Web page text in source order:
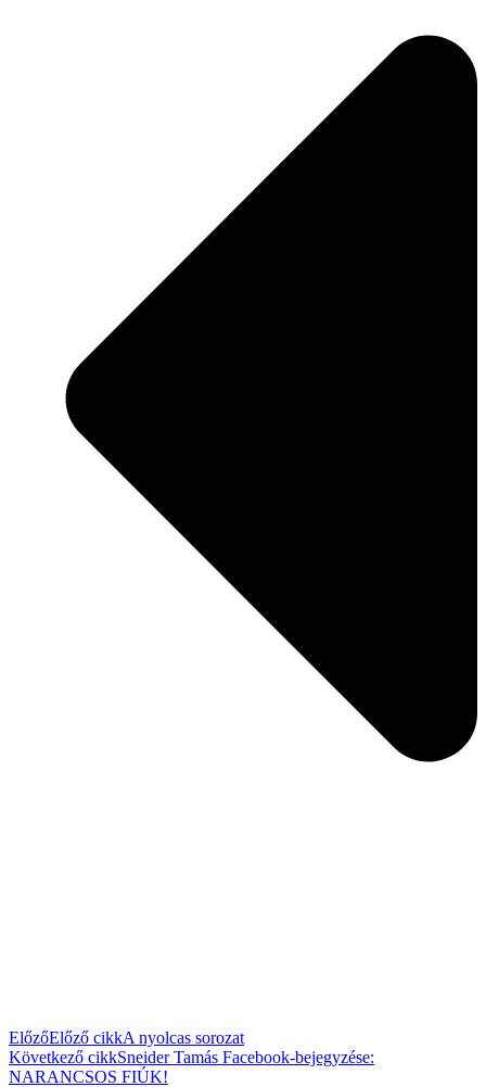
ElőzőElőző cikkA nyolcas sorozat
Következő cikkSneider Tamás Facebook-bejegyzése:
NARANCSOS FIÚK!